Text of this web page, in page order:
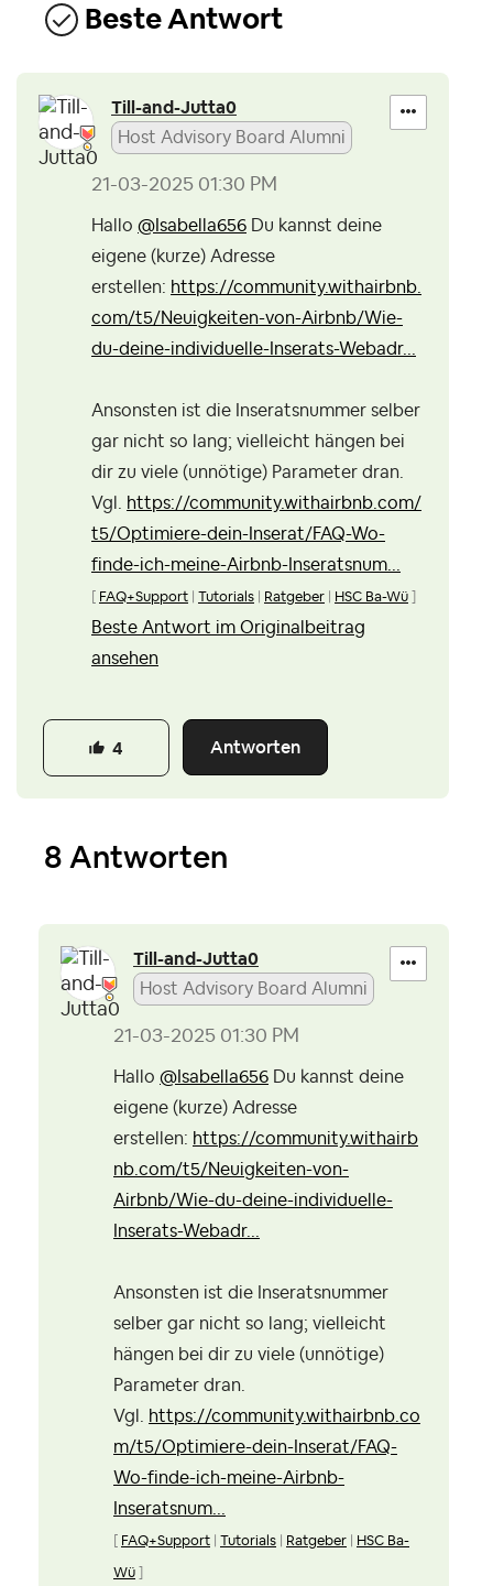
Beste Antwort
Till-and-Jutta0
Host Advisory Board Alumni
‎21-03-2025 01:30 PM
Hallo @Isabella656 Du kannst deine
eigene (kurze) Adresse
erstellen: https://community.withairbnb.
com/t5/Neuigkeiten-von-Airbnb/Wie-
du-deine-individuelle-Inserats-Webadr...
Ansonsten ist die Inseratsnummer selber
gar nicht so lang; vielleicht hängen bei
dir zu viele (unnötige) Parameter dran.
Vgl. https://community.withairbnb.com/
t5/Optimiere-dein-Inserat/FAQ-Wo-
finde-ich-meine-Airbnb-Inseratsnum...
FAQ+Support Tutorials Ratgeber HSC Ba-Wü
Beste Antwort im Originalbeitrag
ansehen
Antworten
4
8 Antworten
Till-and-Jutta0
Host Advisory Board Alumni
‎21-03-2025 01:30 PM
Hallo @Isabella656 Du kannst deine
eigene (kurze) Adresse
erstellen: https://community.withairb
nb.com/t5/Neuigkeiten-von-
Airbnb/Wie-du-deine-individuelle-
Inserats-Webadr...
Ansonsten ist die Inseratsnummer
selber gar nicht so lang; vielleicht
hängen bei dir zu viele (unnötige)
Parameter dran.
Vgl.
https://community.withairbnb.co
m/t5/Optimiere-dein-Inserat/FAQ-
Wo-finde-ich-meine-Airbnb-
Inseratsnum...
[ FAQ+Support Tutorials Ratgeber HSC Ba-
Wü ]